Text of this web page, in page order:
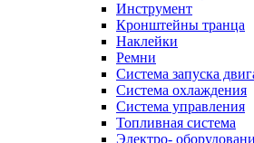
Инструмент
Кронштейны транца
Наклейки
Ремни
Система запуска
Система охлаждения
Система управления
Топливная система
Электро-